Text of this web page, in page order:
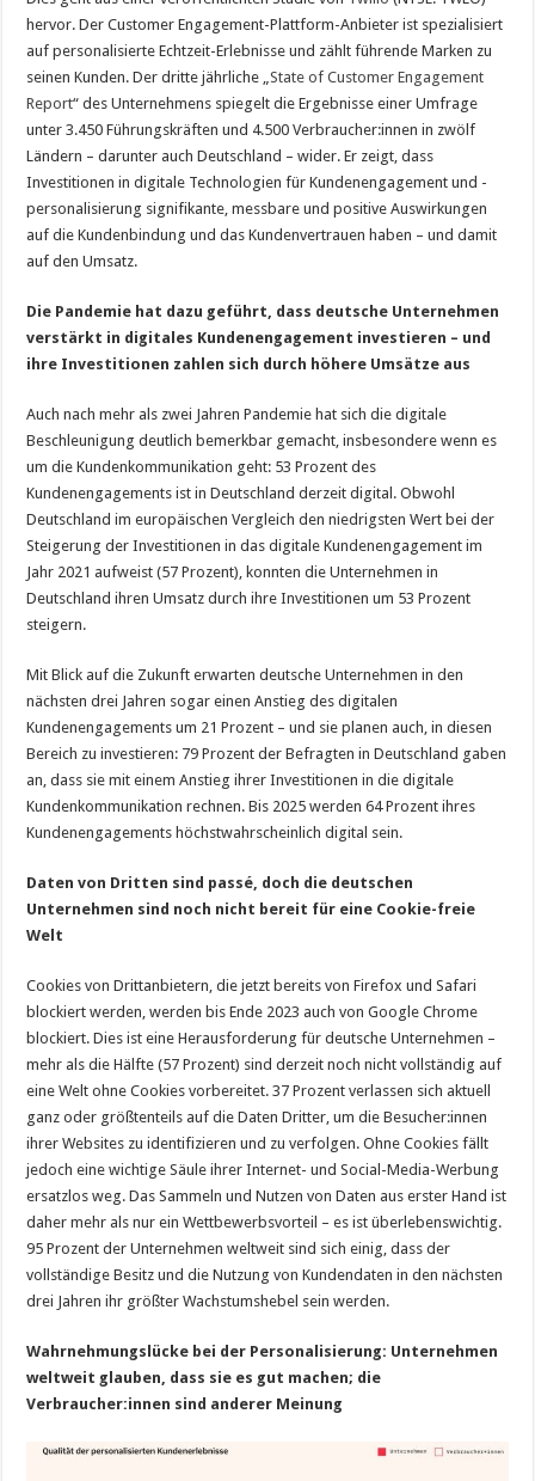
hervor. Der Customer Engagement-Plattform-Anbieter ist spezialisiert
auf personalisierte Echtzeit-Erlebnisse und zählt führende Marken zu
seinen Kunden. Der dritte jährliche „State of Customer Engagement
Report“ des Unternehmens spiegelt die Ergebnisse einer Umfrage
unter 3.450 Führungskräften und 4.500 Verbraucher:innen in zwölf
Ländern – darunter auch Deutschland – wider. Er zeigt, dass
Investitionen in digitale Technologien für Kundenengagement und -
personalisierung signifikante, messbare und positive Auswirkungen
auf die Kundenbindung und das Kundenvertrauen haben – und damit
auf den Umsatz.
Die Pandemie hat dazu geführt, dass deutsche Unternehmen
verstärkt in digitales Kundenengagement investieren – und
ihre Investitionen zahlen sich durch höhere Umsätze aus
Auch nach mehr als zwei Jahren Pandemie hat sich die digitale
Beschleunigung deutlich bemerkbar gemacht, insbesondere wenn es
um die Kundenkommunikation geht: 53 Prozent des
Kundenengagements ist in Deutschland derzeit digital. Obwohl
Deutschland im europäischen Vergleich den niedrigsten Wert bei der
Steigerung der Investitionen in das digitale Kundenengagement im
Jahr 2021 aufweist (57 Prozent), konnten die Unternehmen in
Deutschland ihren Umsatz durch ihre Investitionen um 53 Prozent
steigern.
Mit Blick auf die Zukunft erwarten deutsche Unternehmen in den
nächsten drei Jahren sogar einen Anstieg des digitalen
Kundenengagements um 21 Prozent – und sie planen auch, in diesen
Bereich zu investieren: 79 Prozent der Befragten in Deutschland gaben
an, dass sie mit einem Anstieg ihrer Investitionen in die digitale
Kundenkommunikation rechnen. Bis 2025 werden 64 Prozent ihres
Kundenengagements höchstwahrscheinlich digital sein.
Daten von Dritten sind passé, doch die deutschen
Unternehmen sind noch nicht bereit für eine Cookie-freie
Welt
Cookies von Drittanbietern, die jetzt bereits von Firefox und Safari
blockiert werden, werden bis Ende 2023 auch von Google Chrome
blockiert. Dies ist eine Herausforderung für deutsche Unternehmen –
mehr als die Hälfte (57 Prozent) sind derzeit noch nicht vollständig auf
eine Welt ohne Cookies vorbereitet. 37 Prozent verlassen sich aktuell
ganz oder größtenteils auf die Daten Dritter, um die Besucher:innen
ihrer Websites zu identifizieren und zu verfolgen. Ohne Cookies fällt
jedoch eine wichtige Säule ihrer Internet- und Social-Media-Werbung
ersatzlos weg. Das Sammeln und Nutzen von Daten aus erster Hand ist
daher mehr als nur ein Wettbewerbsvorteil – es ist überlebenswichtig.
95 Prozent der Unternehmen weltweit sind sich einig, dass der
vollständige Besitz und die Nutzung von Kundendaten in den nächsten
drei Jahren ihr größter Wachstumshebel sein werden.
Wahrnehmungslücke bei der Personalisierung: Unternehmen
weltweit glauben, dass sie es gut machen; die
Verbraucher:innen sind anderer Meinung